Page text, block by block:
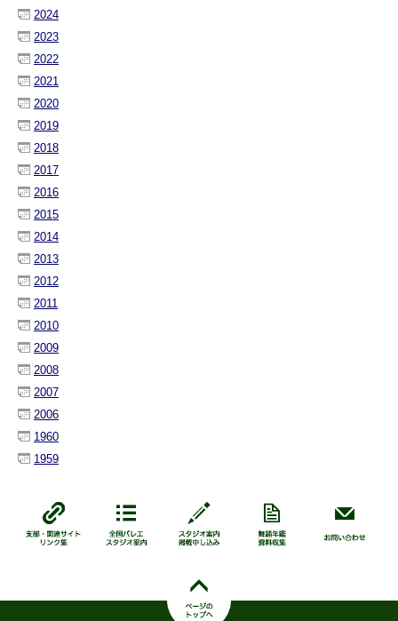
2024
2023
2022
2021
2020
2019
2018
2017
2016
2015
2014
2013
2012
2011
2010
2009
2008
2007
2006
1960
1959